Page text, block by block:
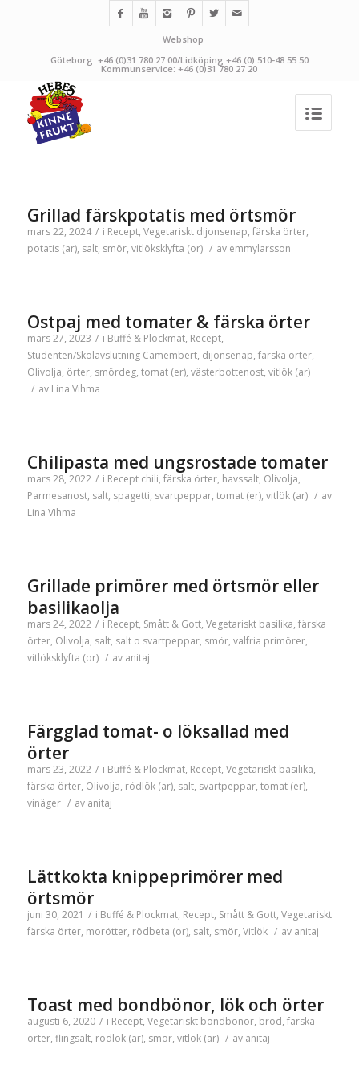
Webshop
Göteborg: +46 (0)31 780 27 00/Lidköping:+46 (0) 510-48 55 50
Kommunservice: +46 (0)31 780 27 20
Grillad färskpotatis med örtsmör
mars 22, 2024 / i Recept, Vegetariskt dijonsenap, färska örter,
potatis (ar), salt, smör, vitlöksklyfta (or) / av emmylarsson
Ostpaj med tomater & färska örter
mars 27, 2023 / i Buffé & Plockmat, Recept,
Studenten/Skolavslutning Camembert, dijonsenap, färska örter,
Olivolja, örter, smördeg, tomat (er), västerbottenost, vitlök (ar)
/ av Lina Vihma
Chilipasta med ungsrostade tomater
mars 28, 2022 / i Recept chili, färska örter, havssalt, Olivolja,
Parmesanost, salt, spagetti, svartpeppar, tomat (er), vitlök (ar) / av
Lina Vihma
Grillade primörer med örtsmör eller
basilikaolja
mars 24, 2022 / i Recept, Smått & Gott, Vegetariskt basilika, färska
örter, Olivolja, salt, salt o svartpeppar, smör, valfria primörer,
vitlöksklyfta (or) / av anitaj
Färgglad tomat- o löksallad med
örter
mars 23, 2022 / i Buffé & Plockmat, Recept, Vegetariskt basilika,
färska örter, Olivolja, rödlök (ar), salt, svartpeppar, tomat (er),
vinäger / av anitaj
Lättkokta knippeprimörer med
örtsmör
juni 30, 2021 / i Buffé & Plockmat, Recept, Smått & Gott, Vegetariskt
färska örter, morötter, rödbeta (or), salt, smör, Vitlök / av anitaj
Toast med bondbönor, lök och örter
augusti 6, 2020 / i Recept, Vegetariskt bondbönor, bröd, färska
örter, flingsalt, rödlök (ar), smör, vitlök (ar) / av anitaj